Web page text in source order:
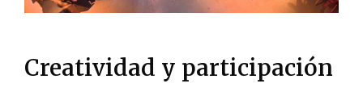
Creatividad y participación